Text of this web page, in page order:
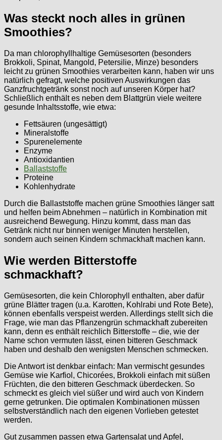
Was steckt noch alles in grünen
Smoothies?
Da man chlorophyllhaltige Gemüsesorten (besonders
Brokkoli, Spinat, Mangold, Petersilie, Minze) besonders
leicht zu grünen Smoothies verarbeiten kann, haben wir uns
natürlich gefragt, welche positiven Auswirkungen das
Ganzfruchtgetränk sonst noch auf unseren Körper hat?
Schließlich enthält es neben dem Blattgrün viele weitere
gesunde Inhaltsstoffe, wie etwa:
Fettsäuren (ungesättigt)
Mineralstoffe
Spurenelemente
Enzyme
Antioxidantien
Ballaststoffe
Proteine
Kohlenhydrate
Durch die Ballaststoffe machen grüne Smoothies länger satt
und helfen beim Abnehmen – natürlich in Kombination mit
ausreichend Bewegung. Hinzu kommt, dass man das
Getränk nicht nur binnen weniger Minuten herstellen,
sondern auch seinen Kindern schmackhaft machen kann.
Wie werden Bitterstoffe
schmackhaft?
Gemüsesorten, die kein Chlorophyll enthalten, aber dafür
grüne Blätter tragen (u.a. Karotten, Kohlrabi und Rote Bete),
können ebenfalls verspeist werden. Allerdings stellt sich die
Frage, wie man das Pflanzengrün schmackhaft zubereiten
kann, denn es enthält reichlich Bitterstoffe – die, wie der
Name schon vermuten lässt, einen bitteren Geschmack
haben und deshalb den wenigsten Menschen schmecken.
Die Antwort ist denkbar einfach: Man vermischt gesundes
Gemüse wie Karfiol, Chicorées, Brokkoli einfach mit süßen
Früchten, die den bitteren Geschmack überdecken. So
schmeckt es gleich viel süßer und wird auch von Kindern
gerne getrunken. Die optimalen Kombinationen müssen
selbstverständlich nach den eigenen Vorlieben getestet
werden.
Gut zusammen passen etwa Gartensalat und Apfel,